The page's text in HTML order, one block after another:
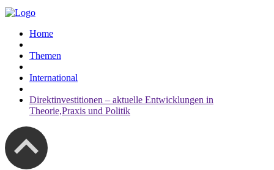
Home
Themen
International
Direktinvestitionen – aktuelle Entwicklungen in
Theorie,Praxis und Politik